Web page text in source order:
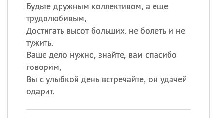
Будьте дружным коллективом, а еще
трудолюбивым,
Достигать высот больших, не болеть и не
тужить.
Ваше дело нужно, знайте, вам спасибо
говорим,
Вы с улыбкой день встречайте, он удачей
одарит.